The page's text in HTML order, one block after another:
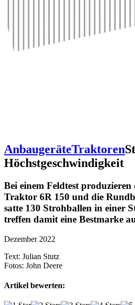
AnbaugeräteTraktoren
Höchst­ge­schwin­dig­keit
Bei einem Feld­test produ­zieren
Traktor 6R 150 und die
satte 130 Stroh­ballen in einer
treffen damit eine Best­marke
Dezember 2022
Text: Julian Stutz
Fotos: John Deere
Artikel bewerten: